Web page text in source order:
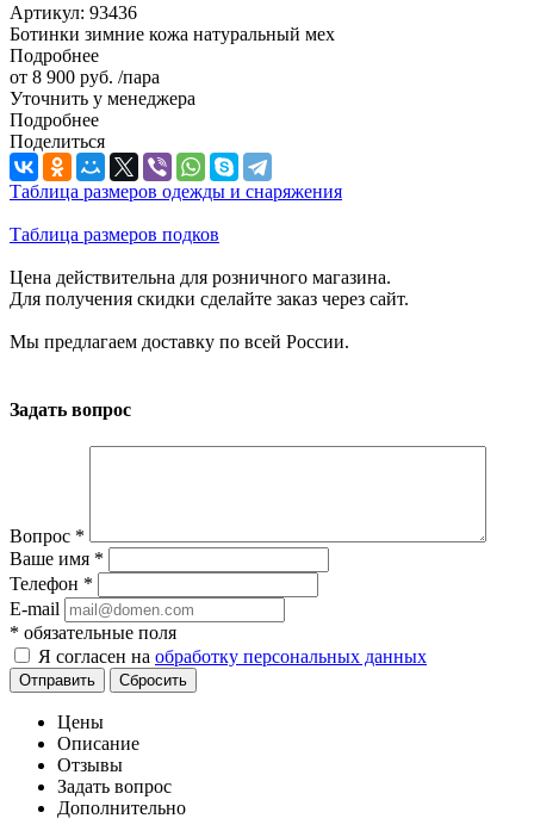
Артикул: 93436
Ботинки зимние кожа натуральный мех
Подробнее
от 8 900 руб. /пара
Уточнить у менеджера
Подробнее
Поделиться
Таблица размеров одежды и снаряжения
Таблица размеров подков
Цена действительна для розничного магазина.
Для получения скидки сделайте заказ через сайт.
Мы предлагаем доставку по всей России.
Задать вопрос
Вопрос *
Ваше имя *
Телефон *
E-mail
* обязательные поля
Я согласен на обработку персональных данных
Отправить Сбросить
Цены
Описание
Отзывы
Задать вопрос
Дополнительно